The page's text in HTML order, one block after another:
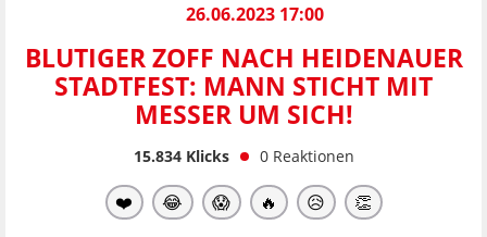
26.06.2023 17:00
BLUTIGER ZOFF NACH HEIDENAUER
STADTFEST: MANN STICHT MIT
MESSER UM SICH!
15.834Klicks 0 Reaktionen
❤️ 😂 😱 🔥 😥 👏